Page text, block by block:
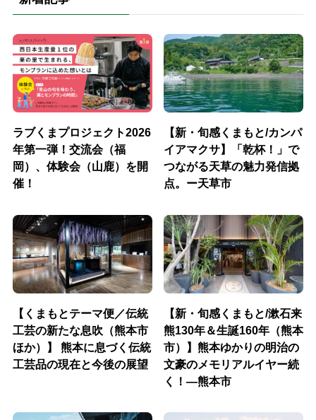
ラブくまプロジェクト2026
年第一弾！交流会（福
岡）、体験会（山鹿）を開
催！
【新・旬感くまもと/カンパ
イアマクサ】「乾杯！」で
つながる天草の魅力発信拠
点。ー天草市
【くまもとテーマ便／伝統
工芸の新たな息吹（熊本市
ほか）】 熊本に息づく伝統
工芸品の現在と今後の展望
【新・旬感くまもと/漱石来
熊130年＆生誕160年（熊本
市）】熊本ゆかりの明治の
文豪のメモリアルイヤー続
く！―熊本市